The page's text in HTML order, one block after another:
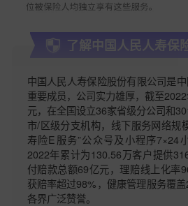
了解中国人民人寿保
中国人民人寿保险股份有限公司是
重要成员，公司实力雄厚，截至
元，在全国设立36家省级分公司和
市/区级分支机构，线下服务网络规
寿险E服务”公众号及小程序7×24
2022年累计为130.56万客户提供
付赔款总额69亿元，理赔线上化率
获赔率超过98%，健康管理服务覆
各界广泛赞誉。